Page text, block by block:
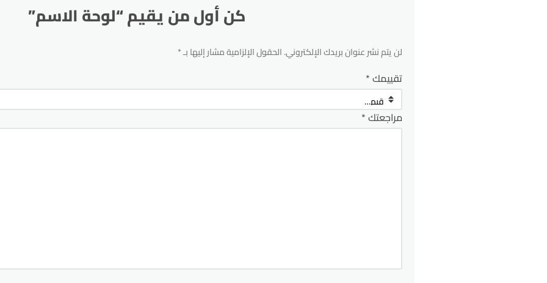
كن أول من يقيم “لوحة الاسم”
لن يتم نشر عنوان بريدك الإلكتروني.الحقول الإلزامية مشار إليها بـ*
تقييمك*
مراجعتك*